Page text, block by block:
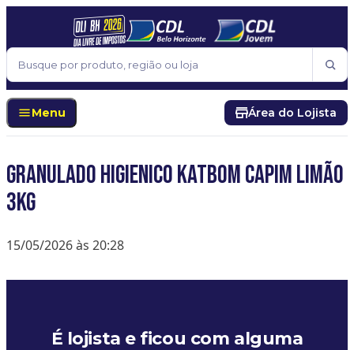
Pular para o conteúdo
Buscar
Menu Área do Lojista
Granulado higienico katbom capim limão
3kg
15/05/2026 às 20:28
É lojista e ficou com alguma